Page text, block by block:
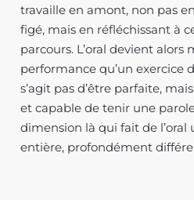
travaille en amont, non pas
figé, mais en réfléchissant à
parcours. L’oral devient alors
performance qu’un exercice
s’agit pas d’être parfaite,
et capable de tenir une
dimension là qui fait de l’oral
entière, profondément